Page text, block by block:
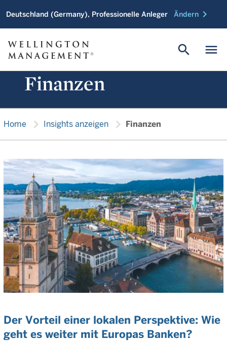
Deutschland (Germany), Professionelle Anleger Ändern chevron_right
menu
search
Finanzen
Home chevron_right Insights anzeigen chevron_right Finanzen
Der Vorteil einer lokalen Perspektive: Wie
geht es weiter mit Europas Banken?